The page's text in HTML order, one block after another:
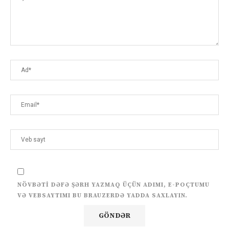
NÖVBƏTI DƏFƏ ŞƏRH YAZMAQ ÜÇÜN ADIMI, E-POÇTUMU
VƏ VEBSAYTIMI BU BRAUZERDƏ YADDA SAXLAYIN.